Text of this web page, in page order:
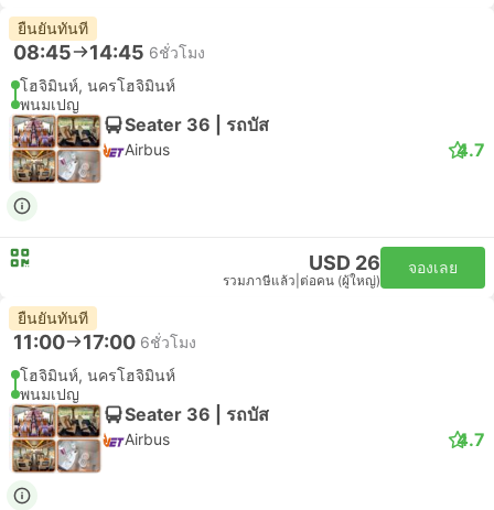
ยืนยันทันที
08:45 14:45 6ชั่วโมง
โฮจิมินห์, นครโฮจิมินห์
พนมเปญ
Seater 36 | รถบัส
Airbus 4.7
USD 26
รวมภาษีแล้ว ต่อคน (ผู้ใหญ่)
จองเลย
ยืนยันทันที
11:00 17:00 6ชั่วโมง
โฮจิมินห์, นครโฮจิมินห์
พนมเปญ
Seater 36 | รถบัส
Airbus 4.7